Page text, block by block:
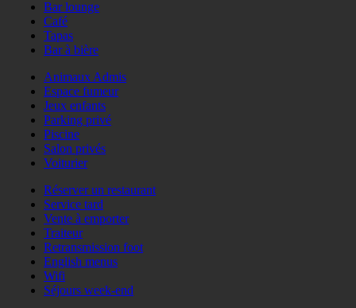
Bar lounge
Café
Tapas
Bar à bière
Animaux Admis
Espace fumeur
Jeux enfants
Parking privé
Piscine
Salon privés
Voiturier
Réserver un restaurant
Service tard
Vente à emporter
Traiteur
Retransmission foot
English menus
Wifi
Séjours week-end